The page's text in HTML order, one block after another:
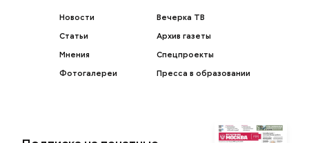
Новости
Статьи
Мнения
Фотогалереи
Вечерка ТВ
Архив газеты
Спецпроекты
Пресса в образовании